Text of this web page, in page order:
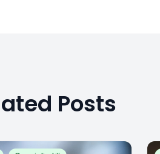
Posts